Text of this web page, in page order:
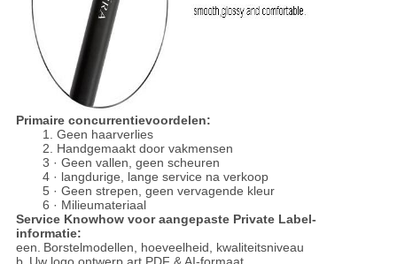
Primaire concurrentievoordelen:
1. Geen haarverlies
2. Handgemaakt door vakmensen
3 · Geen vallen, geen scheuren
4 · langdurige, lange service na verkoop
5 · Geen strepen, geen vervagende kleur
6 · Milieumateriaal
Service Knowhow voor aangepaste Private Label-
informatie:
een. Borstelmodellen, hoeveelheid, kwaliteitsniveau